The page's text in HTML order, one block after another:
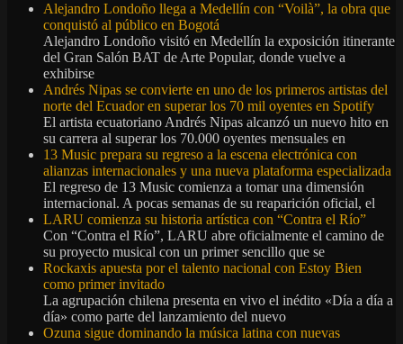
Alejandro Londoño llega a Medellín con “Voilà”, la obra que
conquistó al público en Bogotá
Alejandro Londoño visitó en Medellín la exposición itinerante
del Gran Salón BAT de Arte Popular, donde vuelve a
exhibirse
Andrés Nipas se convierte en uno de los primeros artistas del
norte del Ecuador en superar los 70 mil oyentes en Spotify
El artista ecuatoriano Andrés Nipas alcanzó un nuevo hito en
su carrera al superar los 70.000 oyentes mensuales en
13 Music prepara su regreso a la escena electrónica con
alianzas internacionales y una nueva plataforma especializada
El regreso de 13 Music comienza a tomar una dimensión
internacional. A pocas semanas de su reaparición oficial, el
LARU comienza su historia artística con “Contra el Río”
Con “Contra el Río”, LARU abre oficialmente el camino de
su proyecto musical con un primer sencillo que se
Rockaxis apuesta por el talento nacional con Estoy Bien
como primer invitado
La agrupación chilena presenta en vivo el inédito «Día a día a
día» como parte del lanzamiento del nuevo
Ozuna sigue dominando la música latina con nuevas